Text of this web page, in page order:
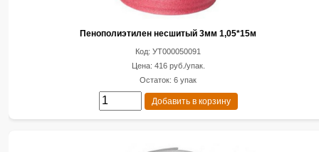
Пенополиэтилен несшитый 3мм 1,05*15м
Код: УТ000050091
Цена: 416 руб./упак.
Остаток: 6 упак
Добавить в корзину